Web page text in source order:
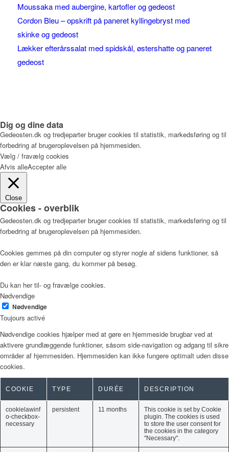
Moussaka med aubergine, kartofler og gedeost
Cordon Bleu – opskrift på paneret kyllingebryst med
skinke og gedeost
Lækker efterårssalat med spidskål, østershatte og paneret
gedeost
Dig og dine data
Gedeosten.dk og tredjeparter bruger cookies til statistik, markedsføring og til
forbedring af brugeroplevelsen på hjemmesiden.
Vælg / fravælg cookies
Afvis alleAccepter alle
Close
Cookies - overblik
Gedeosten.dk og tredjeparter bruger cookies til statistik, markedsføring og til
forbedring af brugeroplevelsen på hjemmesiden.
Cookies gemmes på din computer og styrer nogle af sidens funktioner, så
den er klar næste gang, du kommer på besøg.
Du kan her til- og fravælge cookies.
Nødvendige
Nødvendige
Toujours activé
Nødvendige cookies hjælper med at gøre en hjemmeside brugbar ved at
aktivere grundlæggende funktioner, såsom side-navigation og adgang til sikre
områder af hjemmesiden. Hjemmesiden kan ikke fungere optimalt uden disse
cookies.
COOKIE TYPE DURÉE DESCRIPTION
cookielawinf
o-checkbox-
necessary
persistent 11 months
This cookie is set by Cookie
plugin. The cookies is used
to store the user consent for
the cookies in the category
"Necessary".